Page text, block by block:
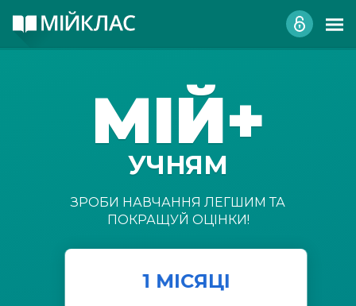
МІЙ+
УЧНЯМ
ЗРОБИ НАВЧАННЯ ЛЕГШИМ ТА
ПОКРАЩУЙ ОЦІНКИ!
1 МІСЯЦІ